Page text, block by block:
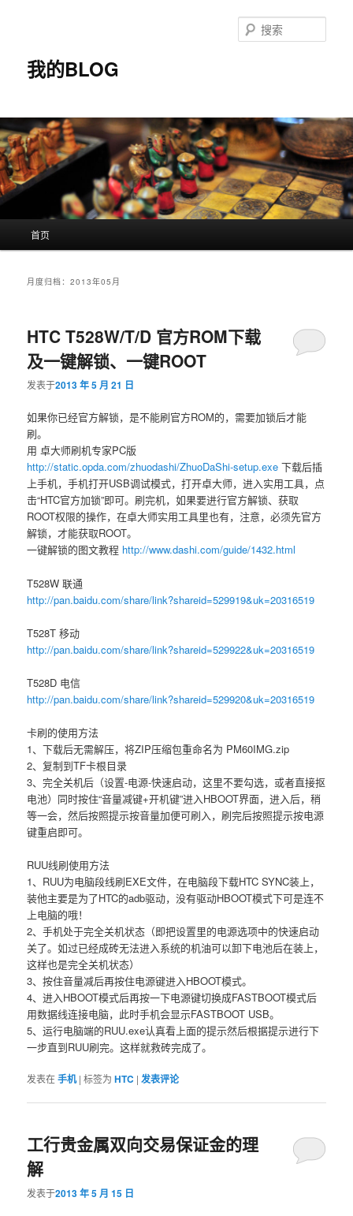
我的BLOG
索
跳
内
容
域
跳
内
容
域
首页
月度归档：2013年05月
HTC T528W/T/D 官方ROM下载
及一键解锁、一键ROOT
发表于2013 年 5 月 21 日
如果你已经官方解锁，是不能刷官方ROM的，需要加锁后才能
刷。
用 卓大师刷机专家PC版
http://static.opda.com/zhuodashi/ZhuoDaShi-setup.exe 下载后插
上手机，手机打开USB调试模式，打开卓大师，进入实用工具，点
击“HTC官方加锁”即可。刷完机，如果要进行官方解锁、获取
ROOT权限的操作，在卓大师实用工具里也有，注意，必须先官方
解锁，才能获取ROOT。
一键解锁的图文教程 http://www.dashi.com/guide/1432.html
T528W 联通
http://pan.baidu.com/share/link?shareid=529919&uk=20316519
T528T 移动
http://pan.baidu.com/share/link?shareid=529922&uk=20316519
T528D 电信
http://pan.baidu.com/share/link?shareid=529920&uk=20316519
卡刷的使用方法
1、下载后无需解压，将ZIP压缩包重命名为 PM60IMG.zip
2、复制到TF卡根目录
3、完全关机后（设置-电源-快速启动，这里不要勾选，或者直接抠
电池）同时按住“音量减键+开机键”进入HBOOT界面，进入后，稍
等一会，然后按照提示按音量加便可刷入，刷完后按照提示按电源
键重启即可。
RUU线刷使用方法
1、RUU为电脑段线刷EXE文件，在电脑段下载HTC SYNC装上，
装他主要是为了HTC的adb驱动，没有驱动HBOOT模式下可是连不
上电脑的哦！
2、手机处于完全关机状态（即把设置里的电源选项中的快速启动
关了。如过已经成砖无法进入系统的机油可以卸下电池后在装上，
这样也是完全关机状态）
3、按住音量减后再按住电源键进入HBOOT模式。
4、进入HBOOT模式后再按一下电源键切换成FASTBOOT模式后
用数据线连接电脑，此时手机会显示FASTBOOT USB。
5、运行电脑端的RUU.exe认真看上面的提示然后根据提示进行下
一步直到RUU刷完。这样就救砖完成了。
发表在手机 |标签为 HTC |发表评论
工行贵金属双向交易保证金的理
解
发表于2013 年 5 月 15 日